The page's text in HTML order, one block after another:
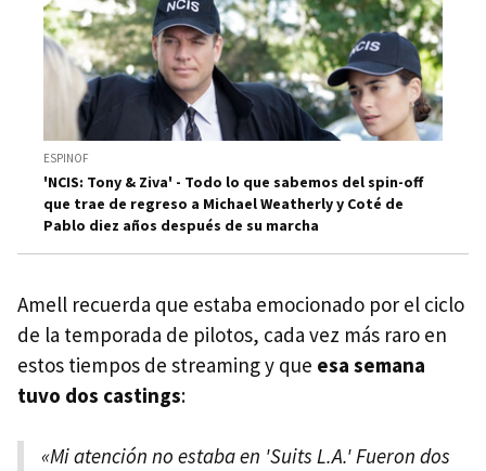
ESPINOF
'NCIS: Tony & Ziva' - Todo lo que sabemos del spin-off
que trae de regreso a Michael Weatherly y Coté de
Pablo diez años después de su marcha
Amell recuerda que estaba emocionado por el ciclo
de la temporada de pilotos, cada vez más raro en
estos tiempos de streaming y que esa semana
tuvo dos castings:
«Mi atención no estaba en 'Suits L.A.' Fueron dos